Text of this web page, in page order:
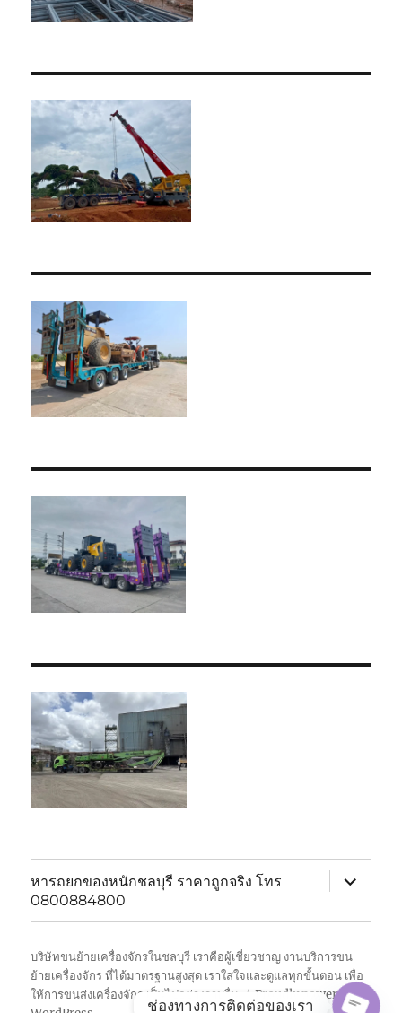
หารถยกของหนักชลบุรี ราคาถูกจริง โทร
0800884800
expand
child
บริษัทขนย้ายเครื่องจักรในชลบุรี เราคือผู้เชี่ยวชาญ งานบริการขน
ย้ายเครื่องจักร ที่ได้มาตรฐานสูงสุด เราใส่ใจและดูแลทุกขั้นตอน เพื่อ
ให้การขนส่งเครื่องจักร เป็นไปอย่างราบรื่น
Proudly powered by
ช่องทางการติดต่อของเรา